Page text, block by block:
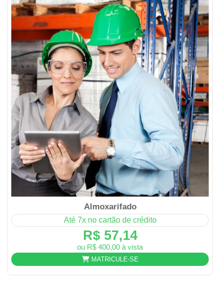
Almoxarifado
Até 7x no cartão de crédito
R$ 57,14
ou R$ 400,00 à vista
MATRICULE-SE